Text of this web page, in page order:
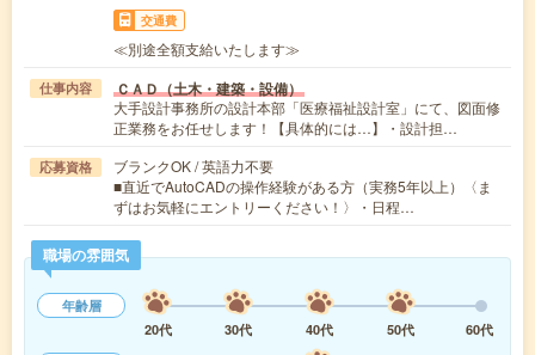
交通費
≪別途全額支給いたします≫
仕事内容 ＣＡＤ（土木・建築・設備）
大手設計事務所の設計本部「医療福祉設計室」にて、図面修
正業務をお任せします！【具体的には…】・設計担…
応募資格
ブランクOK / 英語力不要
■直近でAutoCADの操作経験がある方（実務5年以上）〈ま
ずはお気軽にエントリーください！〉・日程…
職場の雰囲気
年齢層
20代
30代 40代 50代
60代